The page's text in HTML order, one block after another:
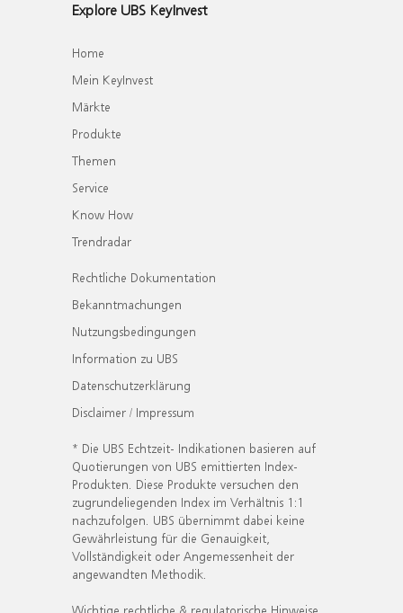
Explore UBS KeyInvest
Home
Mein KeyInvest
Märkte
Produkte
Themen
Service
Know How
Trendradar
Rechtliche Dokumentation
Bekanntmachungen
Nutzungsbedingungen
Information zu UBS
Datenschutzerklärung
Disclaimer / Impressum
* Die UBS Echtzeit- Indikationen basieren auf
Quotierungen von UBS emittierten Index-
Produkten. Diese Produkte versuchen den
zugrundeliegenden Index im Verhältnis 1:1
nachzufolgen. UBS übernimmt dabei keine
Gewährleistung für die Genauigkeit,
Vollständigkeit oder Angemessenheit der
angewandten Methodik.